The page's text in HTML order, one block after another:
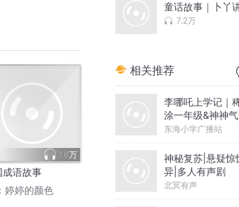
1.6万
成语故事
婷婷的颜色
童话故事｜卜丫
7.2万
相关推荐
李哪吒上学记｜
涂一年级&神神
级
东海小学广播站
神秘复苏|悬疑惊
异|多人有声剧
北冥有声